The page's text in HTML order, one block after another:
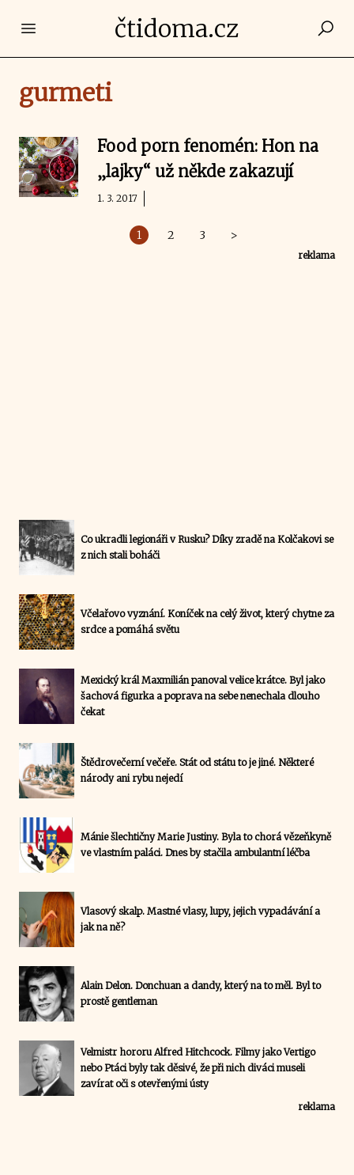
Open main menučtidoma.cz
gurmeti
Food porn fenomén: Hon na
„lajky“ už někde zakazují
1. 3. 2017
1 2 3 >
reklama
Co ukradli legionáři v Rusku? Díky zradě na Kolčakovi se
z nich stali boháči
Včelařovo vyznání. Koníček na celý život, který chytne za
srdce a pomáhá světu
Mexický král Maxmilián panoval velice krátce. Byl jako
šachová figurka a poprava na sebe nenechala dlouho
čekat
Štědrovečerní večeře. Stát od státu to je jiné. Některé
národy ani rybu nejedí
Mánie šlechtičny Marie Justiny. Byla to chorá vězeňkyně
ve vlastním paláci. Dnes by stačila ambulantní léčba
Vlasový skalp. Mastné vlasy, lupy, jejich vypadávání a
jak na ně?
Alain Delon. Donchuan a dandy, který na to měl. Byl to
prostě gentleman
Velmistr hororu Alfred Hitchcock. Filmy jako Vertigo
nebo Ptáci byly tak děsivé, že při nich diváci museli
zavírat oči s otevřenými ústy
reklama